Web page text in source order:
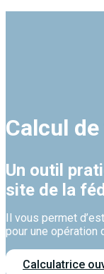
Calcul
Un outil
site de la
Il vous permet
pour une opération
Calculatrice